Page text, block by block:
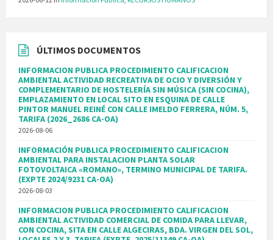
ÚLTIMOS DOCUMENTOS
INFORMACION PUBLICA PROCEDIMIENTO CALIFICACION
AMBIENTAL ACTIVIDAD RECREATIVA DE OCIO Y DIVERSIÓN Y
COMPLEMENTARIO DE HOSTELERÍA SIN MÚSICA (SIN COCINA),
EMPLAZAMIENTO EN LOCAL SITO EN ESQUINA DE CALLE
PINTOR MANUEL REINÉ CON CALLE IMELDO FERRERA, NÚM. 5,
TARIFA (2026_2686 CA-OA)
2026-08-06
INFORMACIÓN PUBLICA PROCEDIMIENTO CALIFICACION
AMBIENTAL PARA INSTALACION PLANTA SOLAR
FOTOVOLTAICA «ROMANO», TERMINO MUNICIPAL DE TARIFA.
(EXPTE 2024/9231 CA-OA)
2026-08-03
INFORMACION PUBLICA PROCEDIMIENTO CALIFICACION
AMBIENTAL ACTIVIDAD COMERCIAL DE COMIDA PARA LLEVAR,
CON COCINA, SITA EN CALLE ALGECIRAS, BDA. VIRGEN DEL SOL,